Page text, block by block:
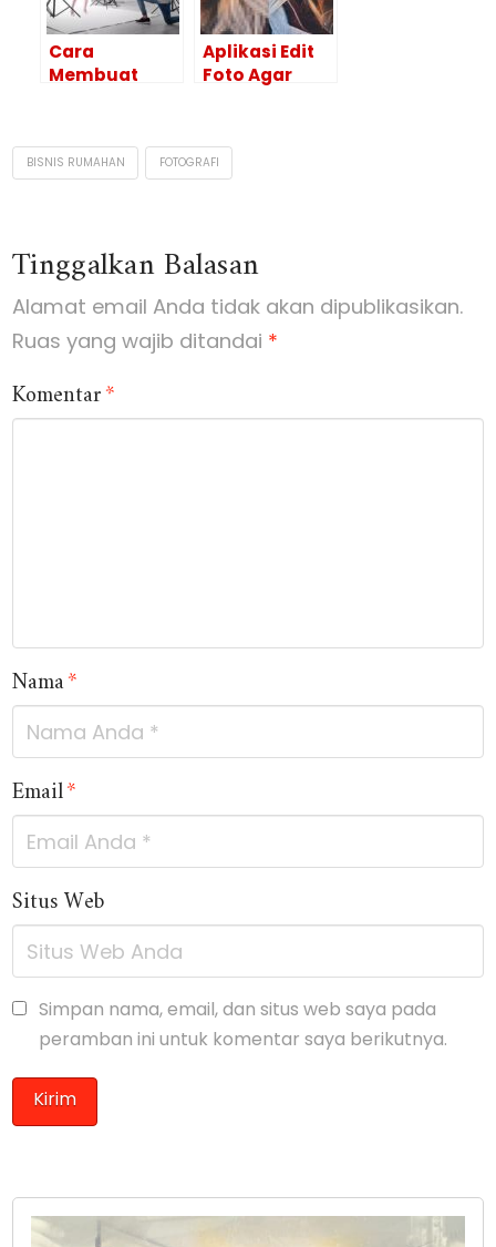
Cara
Membuat
Produk Agar
Menarik
Aplikasi Edit
Foto Agar
Tutorialnya
BISNIS RUMAHAN FOTOGRAFI
Tinggalkan Balasan
Alamat email Anda tidak akan dipublikasikan.
Ruas yang wajib ditandai *
Komentar*
Nama*
Email*
Situs Web
Simpan nama, email, dan situs web saya pada
peramban ini untuk komentar saya berikutnya.